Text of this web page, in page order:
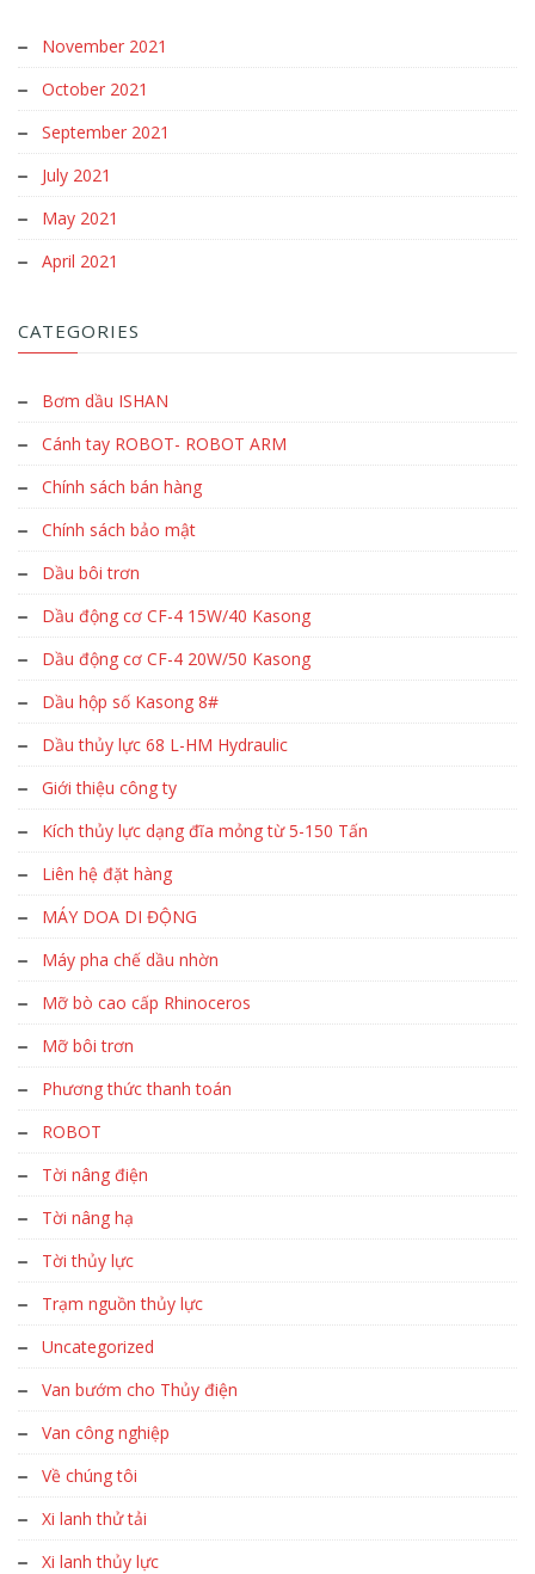
November 2021
October 2021
September 2021
July 2021
May 2021
April 2021
CATEGORIES
Bơm dầu ISHAN
Cánh tay ROBOT- ROBOT ARM
Chính sách bán hàng
Chính sách bảo mật
Dầu bôi trơn
Dầu động cơ CF-4 15W/40 Kasong
Dầu động cơ CF-4 20W/50 Kasong
Dầu hộp số Kasong 8#
Dầu thủy lực 68 L-HM Hydraulic
Giới thiệu công ty
Kích thủy lực dạng đĩa mỏng từ 5-150 Tấn
Liên hệ đặt hàng
MÁY DOA DI ĐỘNG
Máy pha chế dầu nhờn
Mỡ bò cao cấp Rhinoceros
Mỡ bôi trơn
Phương thức thanh toán
ROBOT
Tời nâng điện
Tời nâng hạ
Tời thủy lực
Trạm nguồn thủy lực
Uncategorized
Van bướm cho Thủy điện
Van công nghiệp
Về chúng tôi
Xi lanh thử tải
Xi lanh thủy lực